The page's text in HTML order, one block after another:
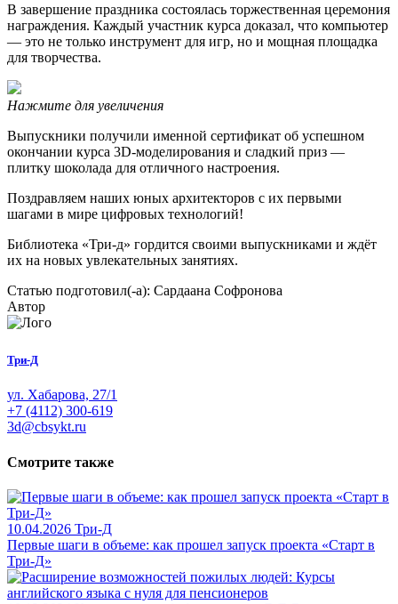
В завершение праздника состоялась торжественная церемония
награждения. Каждый участник курса доказал, что компьютер
— это не только инструмент для игр, но и мощная площадка
для творчества.
Нажмите для увеличения
Выпускники получили именной сертификат об успешном
окончании курса 3D-моделирования и сладкий приз —
плитку шоколада для отличного настроения.
Поздравляем наших юных архитекторов с их первыми
шагами в мире цифровых технологий!
Библиотека «Три-д» гордится своими выпускниками и ждёт
их на новых увлекательных занятиях.
Статью подготовил(-а): Сардаана Софронова
Автор
Три-Д
ул. Хабарова, 27/1
+7 (4112) 300-619
3d@cbsykt.ru
Смотрите также
10.04.2026 Три-Д
Первые шаги в объеме: как прошел запуск проекта «Старт в
Три-Д»